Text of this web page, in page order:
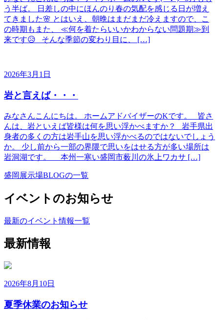
う半ば。 日差しの中にほんのり春の気配を感じる日が増え
てきました🌸 とはいえ、朝晩はまだまだ冷えますので、こ
の時期もまた、 ≪何を着たらいいかわからない問題期≫到
来です😥 そんな季節の変わり目に、 […]
2026年3月1日
岩と言えば・・・
みなさんこんにちは。 ホームアドバイザーのKです。 皆さ
んは、岩といえば皆様は何を思い浮かべますか？ 岩手県出
身者の多くの方は岩手山を思い浮かべるのではないでしょう
か。 少し前から一部の界隈で思いをはせる方が多い場所は
岩洞湖です。 本州一寒い盛岡市薮川の氷上ワカサ […]
盛岡展示場BLOGの一覧
イベントのお知らせ
最新のイベント情報一覧
最新情報
2026年8月10日
夏季休業のお知らせ